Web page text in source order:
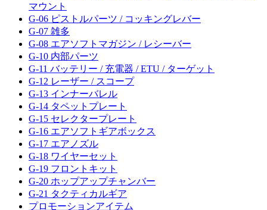
マウント
G-06 ピストルパーツ / コッキングレバー
G-07 雑多
G-08 エアソフトマガジン / レシーバー
G-10 内部パーツ
G-11 バッテリー / 充電器 / ETU / ターゲット
G-12 レーザー / スコープ
G-13 インナーバレル
G-14 タペットプレート
G-15 セレクタープレート
G-16 エアソフトギアボックス
G-17 エアノズル
G-18 ワイヤーセット
G-19 フロントキット
G-20 ホップアップチャンバー
G-21 タクティカルギア
プロモーションアイテム